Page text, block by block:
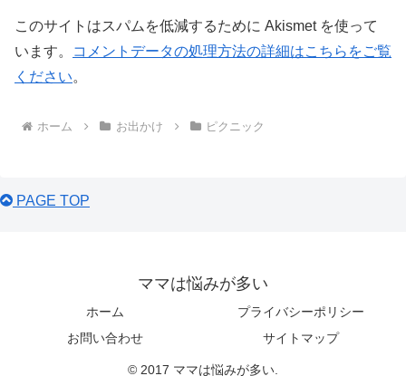
このサイトはスパムを低減するために Akismet を使って
います。
コメントデータの処理方法の詳細はこちらをご覧
ください。
ホーム お出かけ ピクニック
PAGE TOP
ママは悩みが多い
ホーム
プライバシーポリシー
お問い合わせ
サイトマップ
© 2017 ママは悩みが多い.